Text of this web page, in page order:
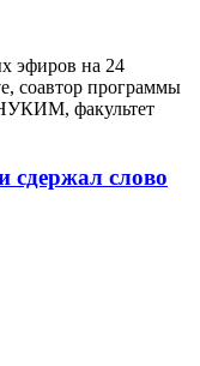
эфиров на 24
соавтор программы
факультет
слово